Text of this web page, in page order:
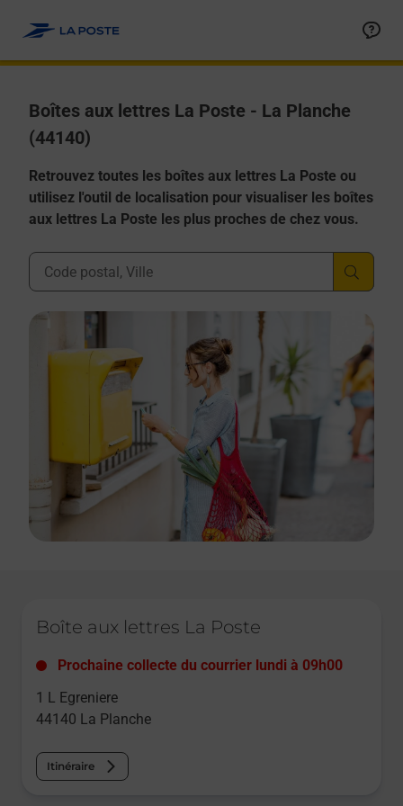
Boîtes aux lettres La Poste - La Planche
(44140)
Retrouvez toutes les boîtes aux lettres La Poste ou
utilisez l'outil de localisation pour visualiser les boîtes
aux lettres La Poste les plus proches de chez vous.
Ville, Département, Code Postal
Boîte aux lettres La Poste
Prochaine collecte du courrier lundi à 09h00
1 L Egreniere
44140 La Planche
Itinéraire